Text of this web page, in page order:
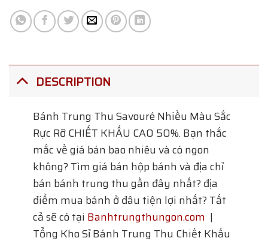
DESCRIPTION
Bánh Trung Thu Savouré Nhiều Màu Sắc
Rực RỡCHIẾT KHẤU CAO 50%. Bạn thắc
mắc về giá bán bao nhiêu và có ngon
không? Tìm giá bán hộp bánh và địa chỉ
bán bánh trung thu gần đây nhất? địa
điểm mua bánh ở đâu tiện lợi nhất? Tất
cả sẽ có tại Banhtrungthungon.com |
Tổng Kho Sỉ Bánh Trung Thu Chiết Khấu